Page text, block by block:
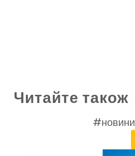
Читайте також
#новини